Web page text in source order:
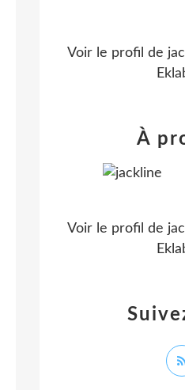
Voir le profil de
À
Voir le profil de